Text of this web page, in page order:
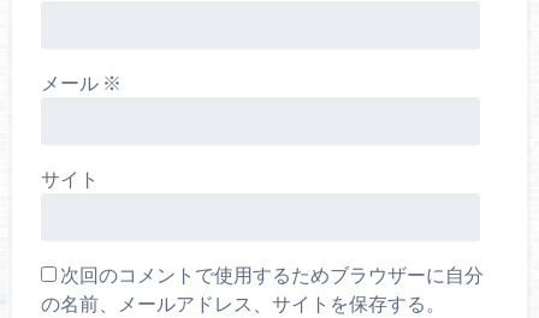
メール ※
サイト
次回のコメントで使用するためブラウザーに自分
の名前、メールアドレス、サイトを保存する。